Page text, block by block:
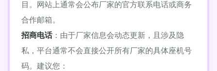
目。网站上通常会公布厂家的官方联系电话或商务
合作邮箱。
招商电话：由于厂家信息会动态更新，且涉及隐
私，平台通常不会直接公开所有厂家的具体座机号
码。建议您：